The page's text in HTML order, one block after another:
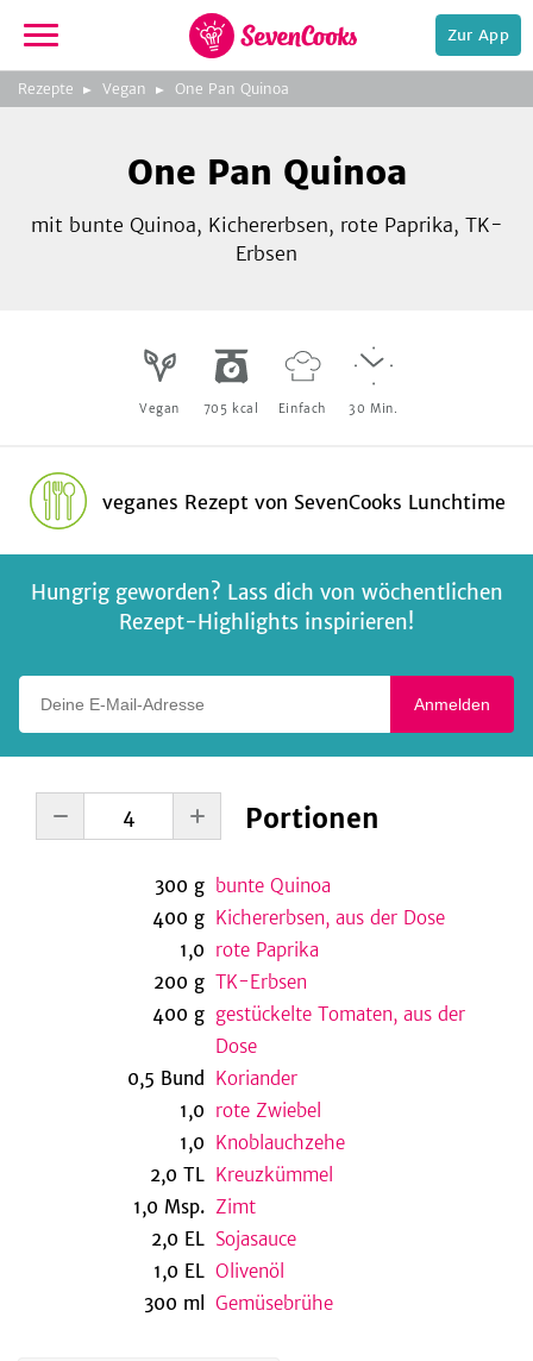
zur
Startseite
Zur App
Rezepte Vegan One Pan Quinoa
Bild
3
zeigen
One Pan Quinoa
mit bunte Quinoa, Kichererbsen, rote Paprika, TK-
Erbsen
Vegan 705 kcal Einfach 30 Min.
veganes Rezeptvon SevenCooks Lunchtime
Hungrig geworden? Lass dich von wöchentlichen
Rezept-Highlights inspirieren!
Anmelden
Portionen
300 g bunte Quinoa
400 g Kichererbsen, aus der Dose
1,0 rote Paprika
200 g TK-Erbsen
400 g gestückelte Tomaten, aus der
Dose
0,5 Bund
Koriander
1,0 rote Zwiebel
1,0 Knoblauchzehe
2,0 TL Kreuzkümmel
1,0 Msp. Zimt
2,0 EL Sojasauce
1,0 EL Olivenöl
300 ml Gemüsebrühe